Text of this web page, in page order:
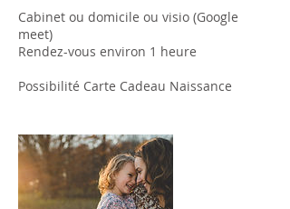
Cabinet ou domicile ou visio (Google
meet)
Rendez-vous environ 1 heure
Possibilité Carte Cadeau Naissance